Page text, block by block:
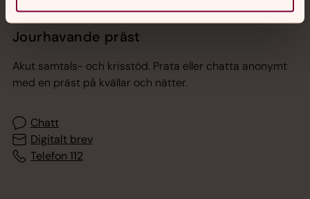
Jourhavande präst
Akut samtals- och krisstöd. Prata eller chatta anonymt
med en präst på kvällar och nätter.
Chatt
Digitalt brev
Telefon 112